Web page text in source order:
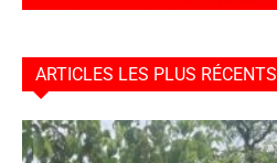
ARTICLES LES PLUS RÉCENTS